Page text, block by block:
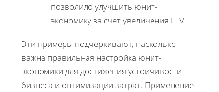
позволило улучшить юнит-
экономику за счет увеличения LTV.
Эти примеры подчеркивают, насколько
важна правильная настройка юнит-
экономики для достижения устойчивости
бизнеса и оптимизации затрат. Применение